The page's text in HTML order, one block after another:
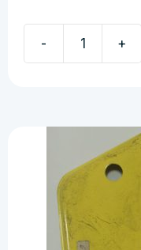
- +